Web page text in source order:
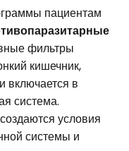
пациентам
фильтры
кишечник,
включается в
система.
условия
системы и